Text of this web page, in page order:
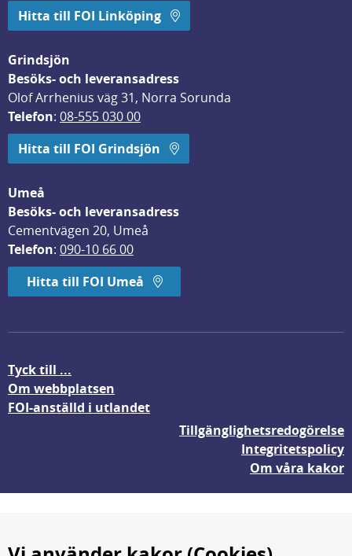
Hitta till FOI Linköping
Grindsjön
Besöks- och leveransadress
Olof Arrhenius väg 31, Norra Sorunda
Telefon: 08-555 030 00
Hitta till FOI Grindsjön
Umeå
Besöks- och leveransadress
Cementvägen 20, Umeå
Telefon: 090-10 66 00
Hitta till FOI Umeå
Tyck till ...
Om webbplatsen
FOI-anställd i utlandet
Tillgänglighetsredogörelse
Integritetspolicy
Om våra kakor